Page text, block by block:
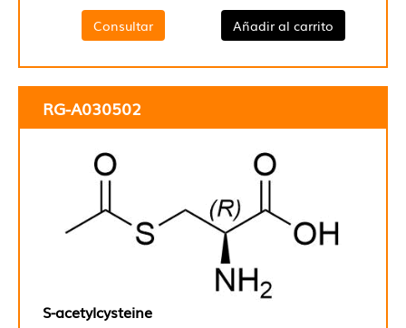
Consultar
Añadir al carrito
RG-A030502
S-acetylcysteine